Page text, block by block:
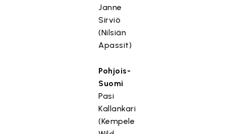
Janne
Sirviö
(Nilsiän
Apassit)
Pohjois-
Suomi
Pasi
Kallankari
(Kempele